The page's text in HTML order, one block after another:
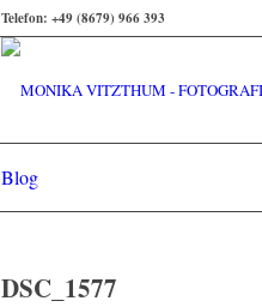
Telefon: +49 (8679) 966 393
Blog
DSC_1577